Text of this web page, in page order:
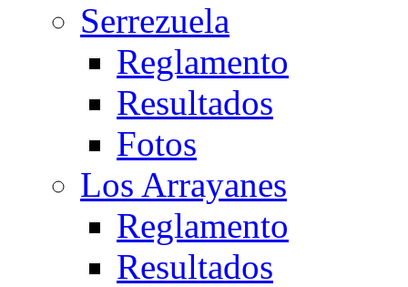
Serrezuela
Reglamento
Resultados
Fotos
Los Arrayanes
Reglamento
Resultados